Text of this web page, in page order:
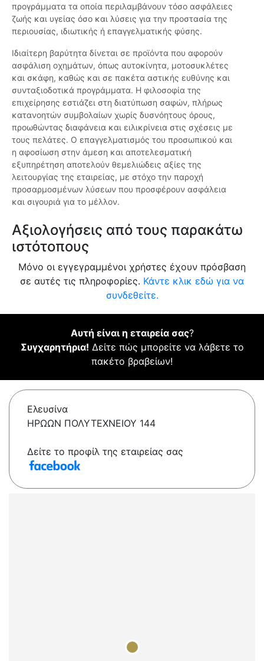
προγράμματα τα οποία περιλαμβάνουν τόσο ασφάλειες
ζωής και υγείας όσο και λύσεις για την προστασία της
περιουσίας, ιδιωτικής ή επαγγελματικής φύσης.
Ιδιαίτερη βαρύτητα δίνεται σε προϊόντα που αφορούν
ασφάλιση οχημάτων, όπως αυτοκίνητα, μοτοσυκλέτες
και σκάφη, καθώς και σε πακέτα αστικής ευθύνης και
συνταξιοδοτικά προγράμματα. Η φιλοσοφία της
επιχείρησης εστιάζει στη διατύπωση σαφών, πλήρως
κατανοητών συμβολαίων χωρίς δυσνόητους όρους,
προωθώντας διαφάνεια και ειλικρίνεια στις σχέσεις με
τους πελάτες. Ο επαγγελματισμός του προσωπικού και
η αφοσίωση στην άμεση και αποτελεσματική
εξυπηρέτηση αποτελούν θεμελιώδεις αξίες της
λειτουργίας της εταιρείας, με στόχο την παροχή
προσαρμοσμένων λύσεων που προσφέρουν ασφάλεια
και σιγουριά για το μέλλον.
Αξιολογήσεις από τους παρακάτω
ιστότοπους
Μόνο οι εγγεγραμμένοι χρήστες έχουν πρόσβαση
σε αυτές τις πληροφορίες. Κάντε κλικ εδώ για να
συνδεθείτε.
Αυτή είναι η εταιρεία σας?
Συγχαρητήρια! Δείτε πώς μπορείτε να λάβετε το
πακέτο βραβείων!
Ελευσίνα
ΗΡΩΩΝ ΠΟΛΥΤΕΧΝΕΙΟΥ 144
Δείτε το προφίλ της εταιρείας σας